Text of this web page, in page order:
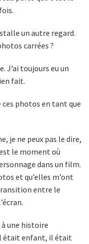
un autre regard.
carrées ?
J’ai toujours eu un
fait.
ces photos en tant que
je ne peux pas le dire,
le moment où
dans un film.
et qu’elles m’ont
entre le
une histoire
était enfant, il était